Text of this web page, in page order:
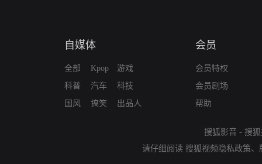
自媒体
全部
科普
国风
Kpop
汽车
搞笑
游戏
科技
出品人
会员
会员特权
会员剧场
帮助
搜狐影音 - 搜
请仔细阅读 搜狐视频隐私政策、